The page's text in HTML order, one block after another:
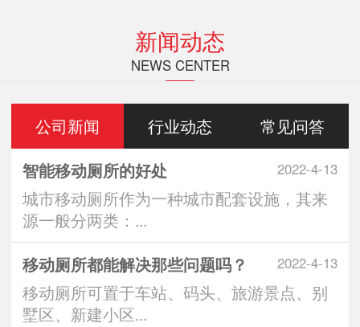
新闻动态
NEWS CENTER
公司新闻 行业动态 常见问答
2022-4-13
智能移动厕所的好处
城市移动厕所作为一种城市配套设施，其来
源一般分两类：...
2022-4-13
移动厕所都能解决那些问题吗？
移动厕所可置于车站、码头、旅游景点、别
墅区、新建小区...